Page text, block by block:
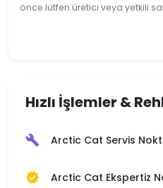
önce lütfen üretici veya yetkili
Hızlı İşlemler &
build Arctic Cat Servis
verified Arctic Cat Ekspertiz